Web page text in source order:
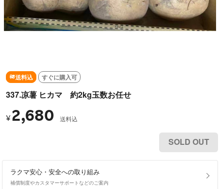
送料込 すぐに購入可
337.凉薯 ヒカマ 約2kg玉数お任せ
¥ 2,680 送料込
SOLD OUT
ラクマ安心・安全への取り組み
補償制度やカスタマーサポートなどのご案内